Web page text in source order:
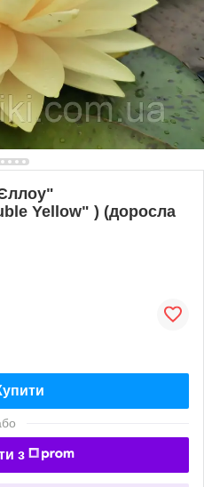
Yellow" ) (доросла
з